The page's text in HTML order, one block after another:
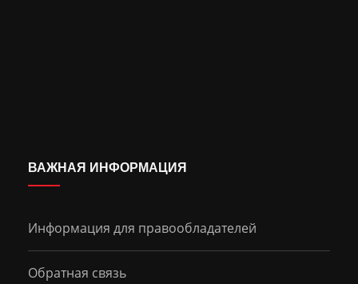
ВАЖНАЯ ИНФОРМАЦИЯ
Информация для правообладателей
Обратная связь